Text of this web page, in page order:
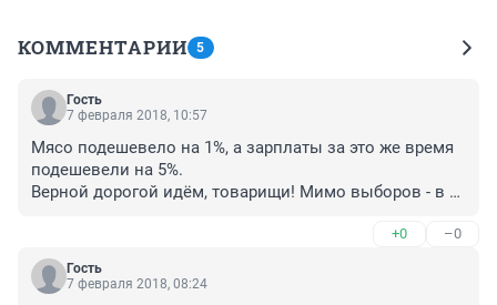
КОММЕНТАРИИ 5
Гость
7 февраля 2018, 10:57
Мясо подешевело на 1%, а зарплаты за это же время
подешевели на 5%.
Верной дорогой идём, товарищи! Мимо выборов - в
+0 –0
Гость
7 февраля 2018, 08:24